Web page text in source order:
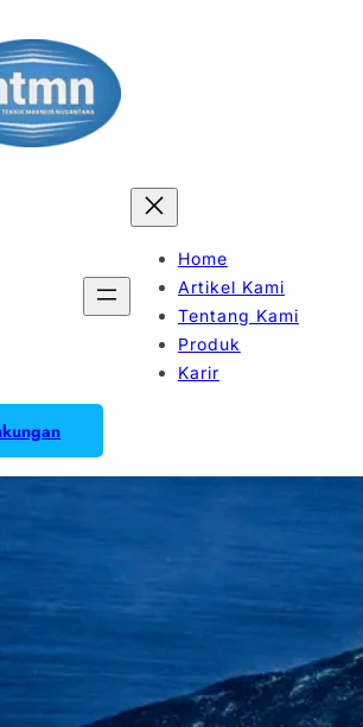
Home
Artikel Kami
Tentang Kami
Produk
Karir